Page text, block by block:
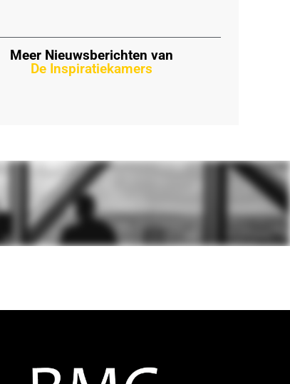
Meer Nieuwsberichten van
De Inspiratiekamers